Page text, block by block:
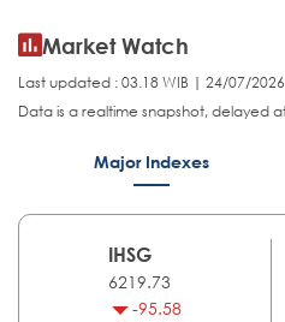
Market Watch
Last updated : 03.18 WIB | 24/07/2026
Data is a realtime snapshot, delayed
Major Indexes
IHSG
6219.73
-95.58